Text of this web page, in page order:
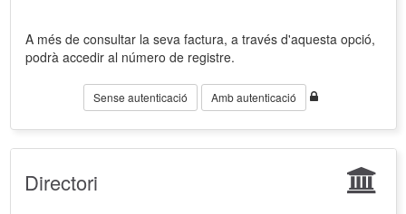
A més de consultar la seva factura, a través d'aquesta opció,
podrà accedir al número de registre.
Sense autenticació Amb autenticació
Directori